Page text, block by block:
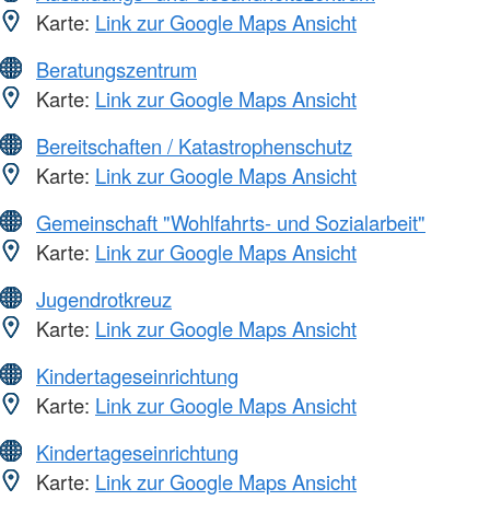
Karte: Link zur Google Maps Ansicht
Beratungszentrum
Karte: Link zur Google Maps Ansicht
Bereitschaften / Katastrophenschutz
Karte: Link zur Google Maps Ansicht
Gemeinschaft "Wohlfahrts- und Sozialarbeit"
Karte: Link zur Google Maps Ansicht
Jugendrotkreuz
Karte: Link zur Google Maps Ansicht
Kindertageseinrichtung
Karte: Link zur Google Maps Ansicht
Kindertageseinrichtung
Karte: Link zur Google Maps Ansicht